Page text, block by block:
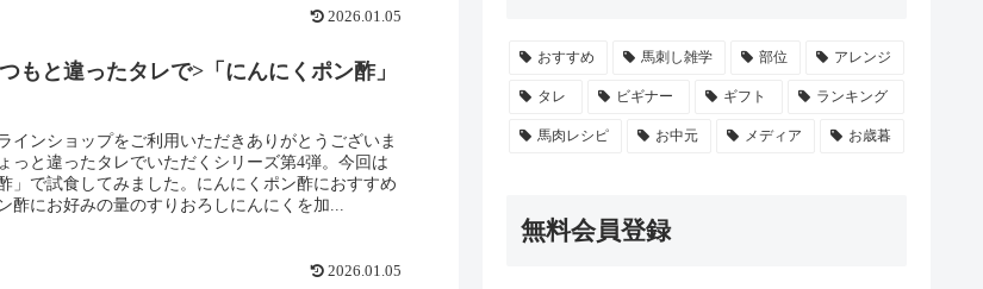
2026.01.05
もと違ったタレで>「にんにくポン酢」
インショップをご利用いただきありがとうございま
っと違ったタレでいただくシリーズ第4弾。今回は
」で試食してみました。にんにくポン酢におすすめ
酢にお好みの量のすりおろしにんにくを加...
2026.01.05
おすすめ 馬刺し雑学 部位 アレンジ
タレ ビギナー ギフト ランキング
馬肉レシピ お中元 メディア お歳暮
無料会員登録